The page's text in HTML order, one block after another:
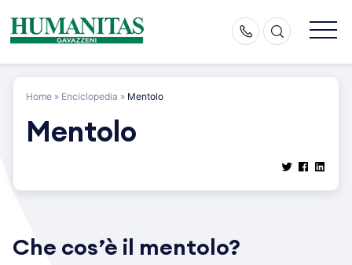
content
Home » Enciclopedia » Mentolo
Mentolo
Che cos’è il mentolo?